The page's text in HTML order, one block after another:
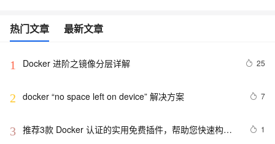
热门文章 最新文章
1 Docker 进阶之镜像分层详解 25
2 docker “no space left on device” 解决方案 7
3 推荐3款 Docker 认证的实用免费插件，帮助您快速构建
1